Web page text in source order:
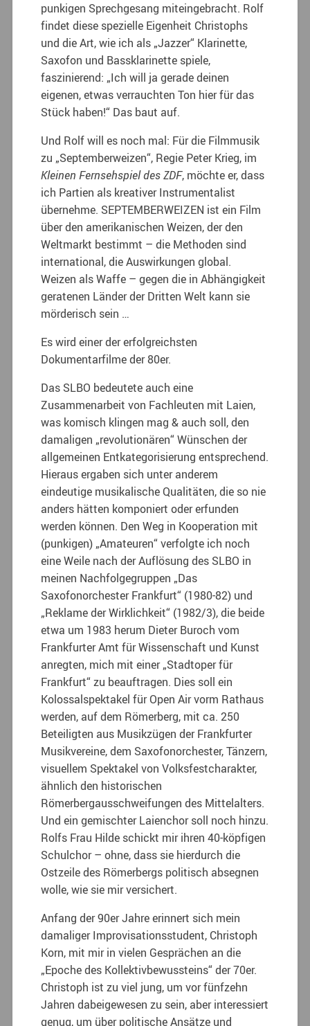
punkigen Sprechgesang miteingebracht. Rolf
findet diese spezielle Eigenheit Christophs
und die Art, wie ich als „Jazzer“ Klarinette,
Saxofon und Bassklarinette spiele,
faszinierend: „Ich will ja gerade deinen
eigenen, etwas verrauchten Ton hier für das
Stück haben!“ Das baut auf.
Und Rolf will es noch mal: Für die Filmmusik
zu „Septemberweizen“, Regie Peter Krieg, im
Kleinen Fernsehspiel des ZDF, möchte er, dass
ich Partien als kreativer Instrumentalist
übernehme. SEPTEMBERWEIZEN ist ein Film
über den amerikanischen Weizen, der den
Weltmarkt bestimmt – die Methoden sind
international, die Auswirkungen global.
Weizen als Waffe – gegen die in Abhängigkeit
geratenen Länder der Dritten Welt kann sie
mörderisch sein …
Es wird einer der erfolgreichsten
Dokumentarfilme der 80er.
Das SLBO bedeutete auch eine
Zusammenarbeit von Fachleuten mit Laien,
was komisch klingen mag & auch soll, den
damaligen „revolutionären“ Wünschen der
allgemeinen Entkategorisierung entsprechend.
Hieraus ergaben sich unter anderem
eindeutige musikalische Qualitäten, die so nie
anders hätten komponiert oder erfunden
werden können. Den Weg in Kooperation mit
(punkigen) „Amateuren“ verfolgte ich noch
eine Weile nach der Auflösung des SLBO in
meinen Nachfolgegruppen „Das
Saxofonorchester Frankfurt“ (1980-82) und
„Reklame der Wirklichkeit“ (1982/3), die beide
etwa um 1983 herum Dieter Buroch vom
Frankfurter Amt für Wissenschaft und Kunst
anregten, mich mit einer „Stadtoper für
Frankfurt“ zu beauftragen. Dies soll ein
Kolossalspektakel für Open Air vorm Rathaus
werden, auf dem Römerberg, mit ca. 250
Beteiligten aus Musikzügen der Frankfurter
Musikvereine, dem Saxofonorchester, Tänzern,
visuellem Spektakel von Volksfestcharakter,
ähnlich den historischen
Römerbergausschweifungen des Mittelalters.
Und ein gemischter Laienchor soll noch hinzu.
Rolfs Frau Hilde schickt mir ihren 40-köpfigen
Schulchor – ohne, dass sie hierdurch die
Ostzeile des Römerbergs politisch absegnen
wolle, wie sie mir versichert.
Anfang der 90er Jahre erinnert sich mein
damaliger Improvisationsstudent, Christoph
Korn, mit mir in vielen Gesprächen an die
„Epoche des Kollektivbewussteins“ der 70er.
Christoph ist zu viel jung, um vor fünfzehn
Jahren dabeigewesen zu sein, aber interessiert
genug, um über politische Ansätze und